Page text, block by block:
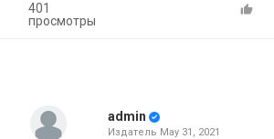
401
просмотры
admin
Издатель May 31, 2021